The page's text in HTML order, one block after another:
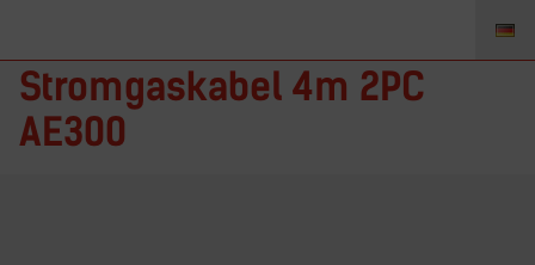
Stromgaskabel 4m 2PC
AE300